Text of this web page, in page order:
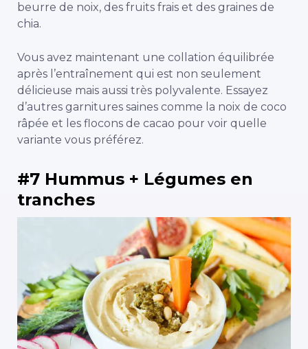
beurre de noix, des fruits frais et des graines de
chia.
Vous avez maintenant une collation équilibrée
après l’entraînement qui est non seulement
délicieuse mais aussi très polyvalente. Essayez
d’autres garnitures saines comme la noix de coco
râpée et les flocons de cacao pour voir quelle
variante vous préférez.
#7 Hummus + Légumes en
tranches